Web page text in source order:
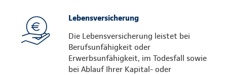
Lebensversicherung
Die Lebensversicherung leistet bei
Berufsunfähigkeit oder
Erwerbsunfähigkeit, im Todesfall sowie
bei Ablauf Ihrer Kapital- oder